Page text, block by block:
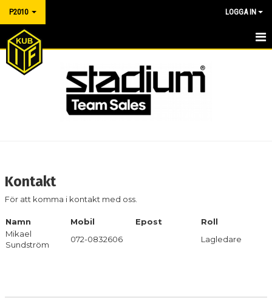
P2010 LOGGA IN
P2010
DOKUMENT
KONTAKT
Kontakt
För att komma i kontakt med oss.
Namn Mobil Epost
Roll
Mikael
Sundström
072-0832606 Lagledare